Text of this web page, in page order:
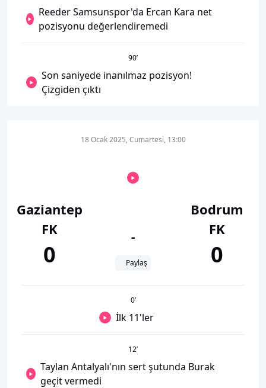
Reeder Samsunspor'da Ercan Kara net
pozisyonu değerlendiremedi
90’
Son saniyede inanılmaz pozisyon!
Çizgiden çıktı
Gaziantep
FK
0
18 Ocak 2025, Cumartesi, 13:00
-
Paylaş
Bodrum
FK
0
0’
İlk 11'ler
12’
Taylan Antalyalı'nın sert şutunda Burak
geçit vermedi